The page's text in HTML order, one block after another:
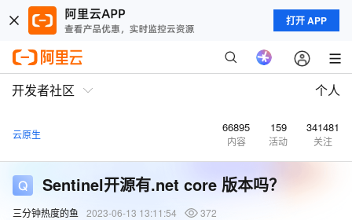
打开 APP
开发者社区 个人
云原生 66895
内容
159
活动
341481
关注
Sentinel开源有.net core 版本吗？
三分钟热度的鱼 2023-06-13 13:11:54
372